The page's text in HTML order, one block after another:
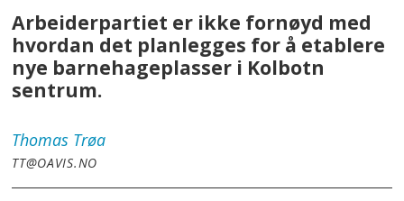
Arbeiderpartiet er ikke fornøyd med
hvordan det planlegges for å etablere
nye barnehageplasser i Kolbotn
sentrum.
Thomas Trøa
TT@OAVIS.NO